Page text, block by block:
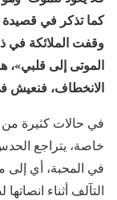
كما تذكر في قصيدة
وقفت الملائكة في
الموتى إلى قلبي»،
الانخطاف، فنعيش
في حالات كثيرة من
خاصة، يتراجع
في المحبة، أي إلى
التآلف أثناء